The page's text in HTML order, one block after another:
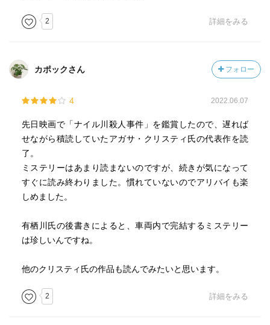
2 詳細をみる
カポックさん フォロー
4 2022.06.07
先日映画で「ナイル川殺人事件」を鑑賞したので、遅れば
せながら積読していたアガサ・クリスティ氏の代表作を読
了。
ミステリーはあまり読まないのですが、続きが気になって
すぐに読み終わりました。慣れていないのでアリバイも楽
しめました。
有栖川氏の後書きによると、車両内で完結するミステリー
は珍しいんですね。
他のクリスティ氏の作品も読んでみたいと思います。
2 詳細をみる